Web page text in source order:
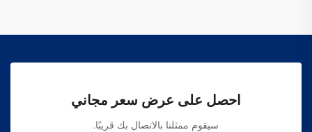
احصل على عرض سعر مجاني
سيقوم ممثلنا بالاتصال بك قريبًا.